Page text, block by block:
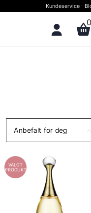
Kundeservice
0
Anbefalt for deg
VALGT
PRODUKT